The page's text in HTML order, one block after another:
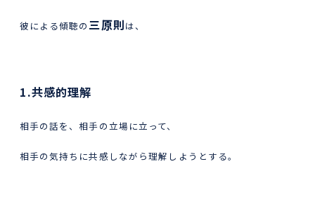
彼による傾聴の 三原則は、
1.共感的理解
相手の話を、相手の立場に立って、
相手の気持ちに共感しながら理解しようとする。